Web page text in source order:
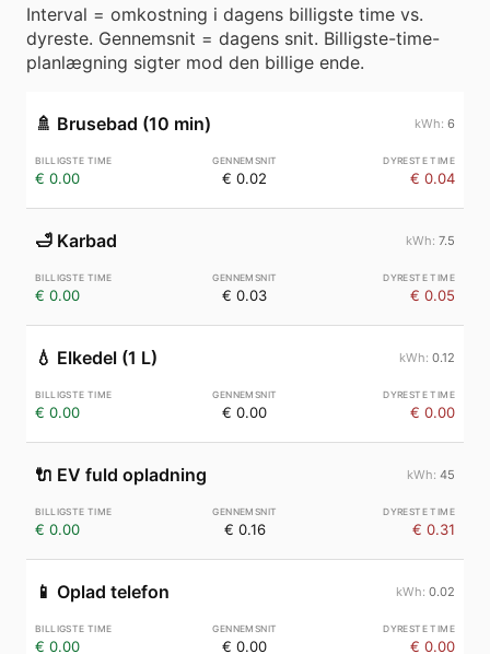
Interval = omkostning i dagens billigste time vs.
dyreste. Gennemsnit = dagens snit. Billigste-time-
planlægning sigter mod den billige ende.
🚿 Brusebad (10 min) 6
€ 0.00 € 0.02 € 0.04
🛁 Karbad 7.5
€ 0.00 € 0.03 € 0.05
💧 Elkedel (1 L) 0.12
€ 0.00 € 0.00 € 0.00
🔌 EV fuld opladning 45
€ 0.00 € 0.16 € 0.31
📱 Oplad telefon 0.02
€ 0.00 € 0.00 € 0.00